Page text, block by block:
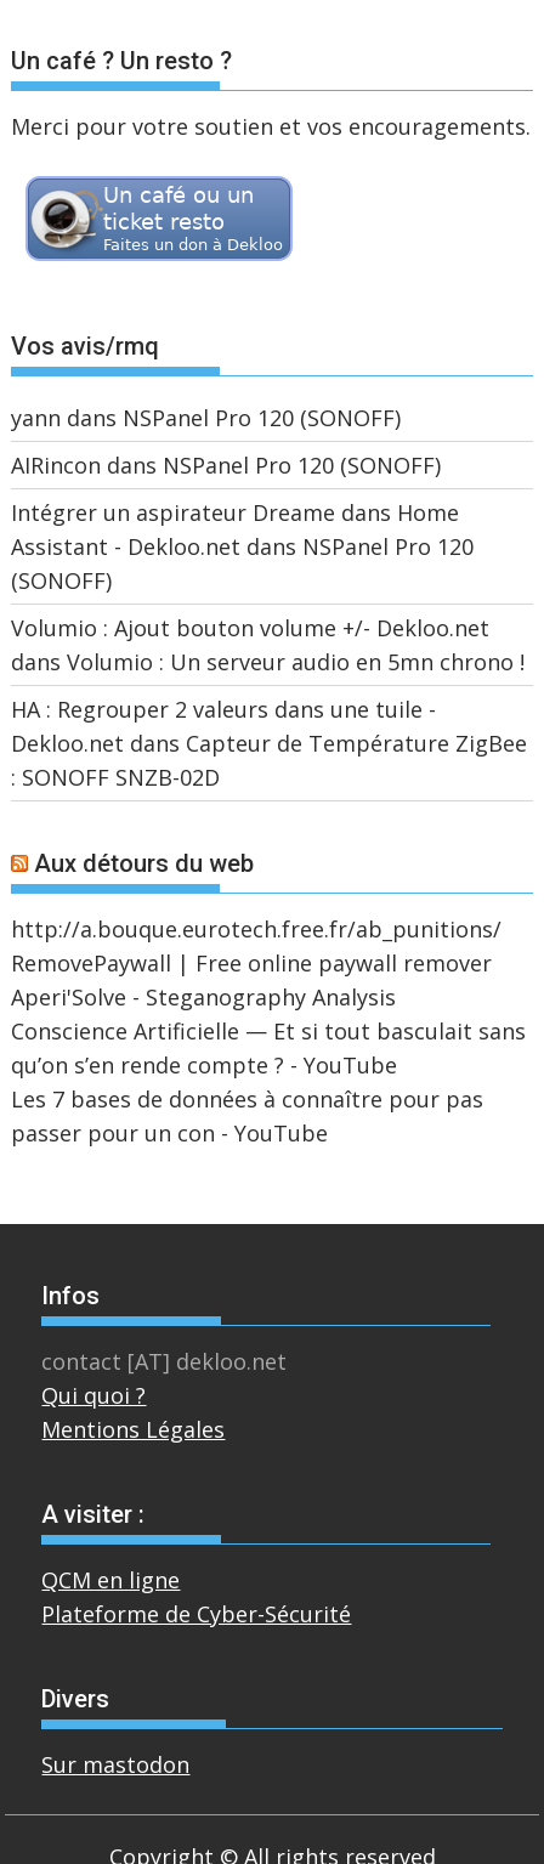
Un café ? Un resto ?
Merci pour votre soutien et vos encouragements.
Vos avis/rmq
yann dans NSPanel Pro 120 (SONOFF)
AIRincon dans NSPanel Pro 120 (SONOFF)
Intégrer un aspirateur Dreame dans Home
Assistant - Dekloo.net dans NSPanel Pro 120
(SONOFF)
Volumio : Ajout bouton volume +/- Dekloo.net
dansVolumio : Un serveur audio en 5mn chrono !
HA : Regrouper 2 valeurs dans une tuile -
Dekloo.net dans Capteur de Température ZigBee
: SONOFF SNZB-02D
Aux détours du web
http://a.bouque.eurotech.free.fr/ab_punitions/
RemovePaywall | Free online paywall remover
Aperi'Solve - Steganography Analysis
Conscience Artificielle — Et si tout basculait sans
qu’on s’en rende compte ? - YouTube
Les 7 bases de données à connaître pour pas
passer pour un con - YouTube
Infos
contact [AT] dekloo.net
Qui quoi ?
Mentions Légales
A visiter :
QCM en ligne
Plateforme de Cyber-Sécurité
Divers
Sur mastodon
Copyright © All rights reserved